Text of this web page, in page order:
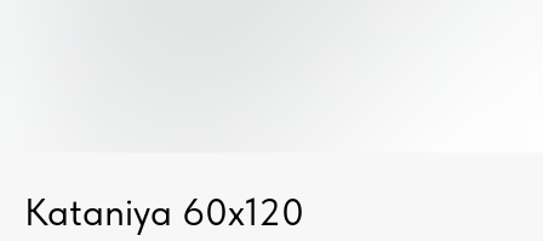
Kataniya 60x120